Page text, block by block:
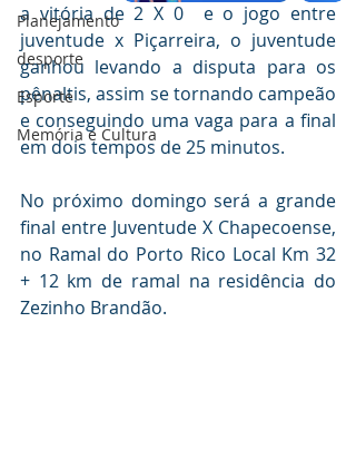
Planejamento
desporte
Esporte
Memória e Cultura
a vitória de 2 X 0  e o jogo entre
juventude x Piçarreira, o juventude
ganhou levando a disputa para os
pênaltis, assim se tornando campeão
e conseguindo uma vaga para a final
em dois tempos de 25 minutos.
No próximo domingo será a grande
final entre Juventude X Chapecoense,
no Ramal do Porto Rico Local Km 32
+ 12 km de ramal na residência do
Zezinho Brandão.